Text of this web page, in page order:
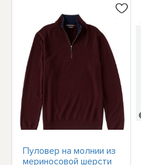
Пуловер на молнии из
мериносовой шерсти